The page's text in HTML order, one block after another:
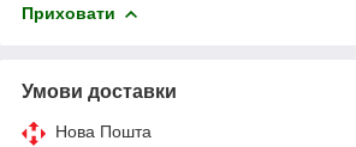
Приховати
Умови доставки
Нова Пошта